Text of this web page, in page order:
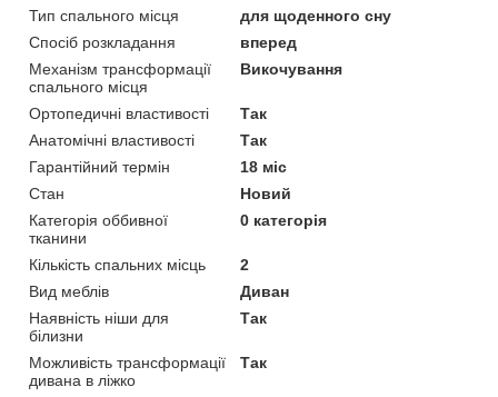
Тип спального місця
для щоденного сну
Спосіб розкладання
вперед
Механізм трансформації
спального місця
Викочування
Ортопедичні властивості
Так
Анатомічні властивості
Так
Гарантійний термін
18 міс
Стан
Новий
Категорія оббивної
тканини
0 категорія
Кількість спальних місць
2
Вид меблів
Диван
Наявність ніши для
білизни
Так
Можливість трансформації
дивана в ліжко
Так